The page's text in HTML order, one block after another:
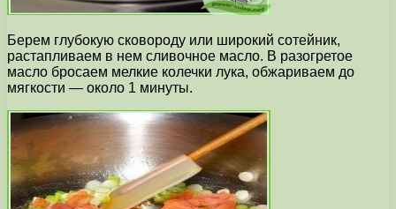
Берем глубокую сковороду или широкий сотейник,
растапливаем в нем сливочное масло. В разогретое
масло бросаем мелкие колечки лука, обжариваем до
мягкости — около 1 минуты.